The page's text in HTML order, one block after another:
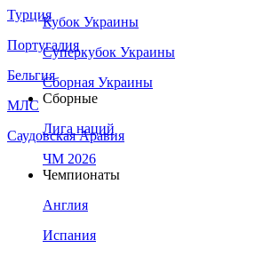
Турция
Португалия
Бельгия
МЛС
Саудовская Аравия
Кубок Украины
Суперкубок Украины
Сборная Украины
Сборные
Лига наций
ЧМ 2026
Чемпионаты
Англия
Испания